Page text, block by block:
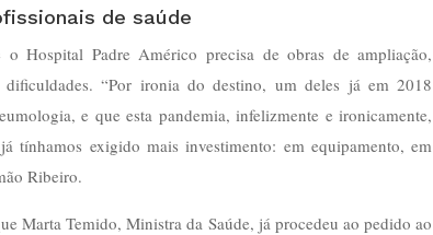
de saúde
Hospital Padre Américo precisa de obras de ampliação,
dificuldades. “Por ironia do destino, um deles já em 2018
e que esta pandemia, infelizmente e ironicamente,
tínhamos exigido mais investimento: em equipamento, em
Ribeiro.
Marta Temido, Ministra da Saúde, já procedeu ao pedido ao